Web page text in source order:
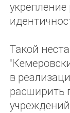
Такой
в
расширить